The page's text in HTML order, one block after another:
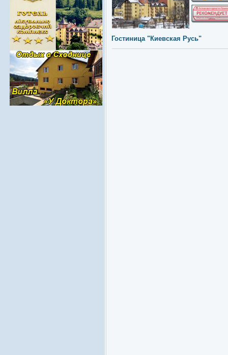
Гостиница "Киевская Русь"